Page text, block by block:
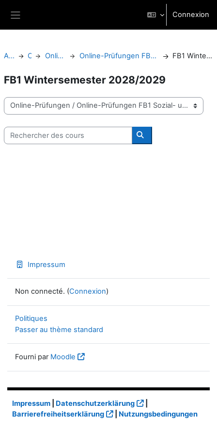
Connexion
Accueil Cours Online-Prüfungen Online-Prüfungen FB1 Sozial- und Bildungswissenschaften FB1 Wintersemester 2028/2029
FB1 Wintersemester 2028/2029
Catégories de cours
Rechercher des cours
Rechercher des cours
Impressum
Non connecté. (Connexion)
Politiques
Passer au thème standard
Fourni par Moodle
Impressum Datenschutzerklärung
Barrierefreiheitserklärung
Nutzungsbedingungen